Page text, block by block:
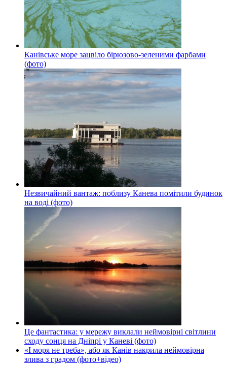
Канівське море зацвіло бірюзово-зеленими фарбами
(фото)
Незвичайний вантаж: поблизу Канева помітили будинок
на воді (фото)
Це фантастика: у мережу виклали неймовірні світлини
сходу сонця на Дніпрі у Каневі (фото)
«І моря не треба», або як Канів накрила неймовірна
злива з градом (фото+відео)